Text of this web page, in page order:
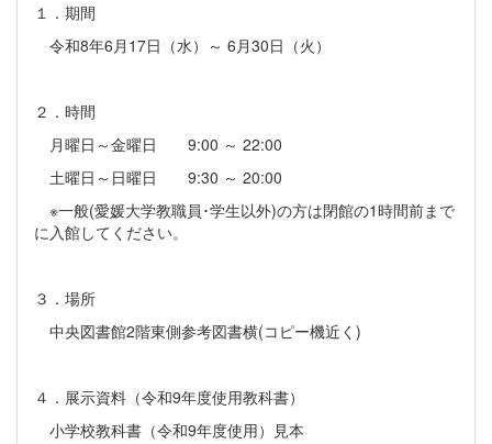
１．期間
令和8年6月17日（水）～ 6月30日（火）
２．時間
月曜日～金曜日 9:00 ～ 22:00
土曜日～日曜日 9:30 ～ 20:00
※一般(愛媛大学教職員･学生以外)の方は閉館の1時間前まで
に入館してください。
３．場所
中央図書館2階東側参考図書横(コピー機近く)
４．展示資料（令和9年度使用教科書）
小学校教科書（令和9年度使用）見本